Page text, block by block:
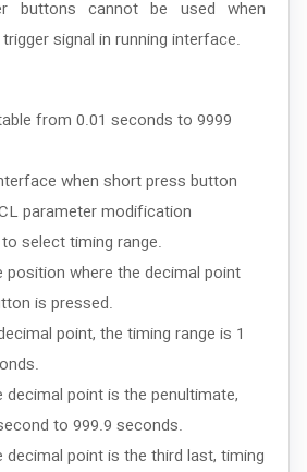
buttons cannot be used when
trigger signal in running interface.
from 0.01 seconds to 9999
when short press button
parameter modification
select timing range.
where the decimal point
is pressed.
point, the timing range is 1
decimal point is the penultimate,
to 999.9 seconds.
decimal point is the third last, timing